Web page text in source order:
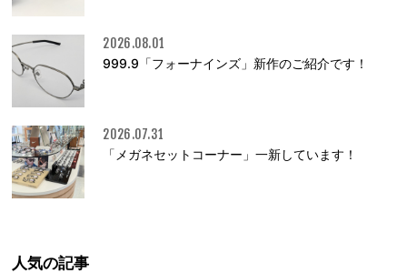
2026.08.01
999.9「フォーナインズ」新作のご紹介です！
2026.07.31
「メガネセットコーナー」一新しています！
人気の記事